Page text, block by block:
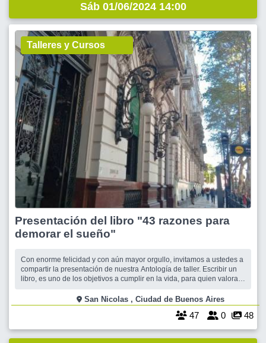
Sáb 01/06/2024 14:00
Talleres y Cursos
Presentación del libro "43 razones para
demorar el sueño"
Con enorme felicidad y con aún mayor orgullo, invitamos a ustedes a
compartir la presentación de nuestra Antología de taller. Escribir un
libro, es uno de los objetivos a cumplir en la vida, para quien valora y
constancia y, por sobre todo, el disfrute, de un grupo de personas
San Nicolas , Ciudad de Buenos Aires
47 0 48